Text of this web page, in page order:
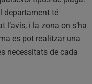
departament té
i la zona on s’ha
es pot realitzar una
necessitats de cada